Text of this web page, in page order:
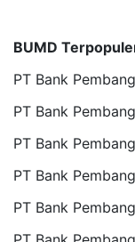
BUMD
PT Bank
PT Bank
PT Bank
PT Bank
PT Bank